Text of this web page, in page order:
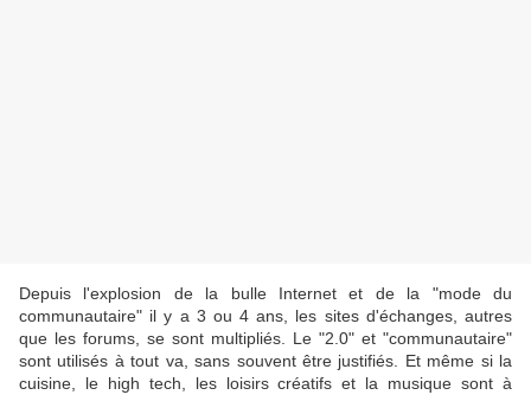
Depuis l'explosion de la bulle Internet et de la "mode du
communautaire" il y a 3 ou 4 ans, les sites d'échanges, autres
que les forums, se sont multipliés. Le "2.0" et "communautaire"
sont utilisés à tout va, sans souvent être justifiés. Et même si la
cuisine, le high tech, les loisirs créatifs et la musique sont à